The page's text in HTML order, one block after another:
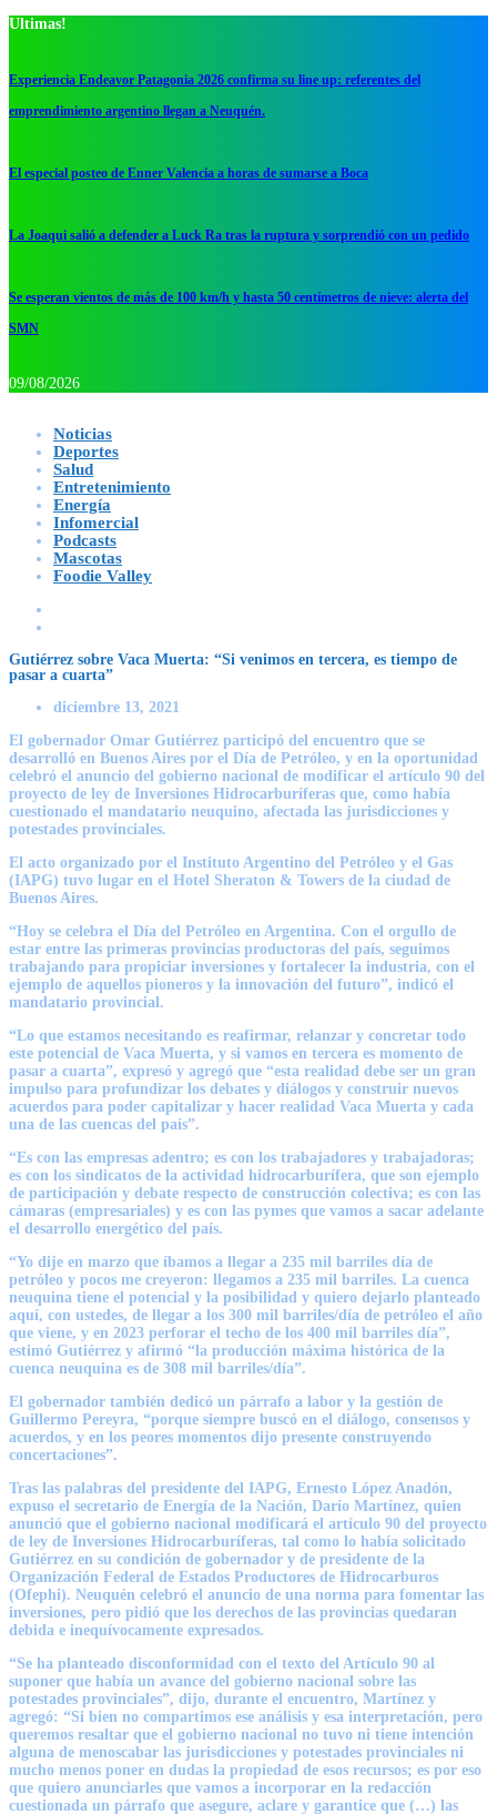
Ultimas!
Experiencia Endeavor Patagonia 2026 confirma su line up: referentes del
emprendimiento argentino llegan a Neuquén.
El especial posteo de Enner Valencia a horas de sumarse a Boca
La Joaqui salió a defender a Luck Ra tras la ruptura y sorprendió con un pedido
Se esperan vientos de más de 100 km/h y hasta 50 centímetros de nieve: alerta del
SMN
09/08/2026
Noticias
Deportes
Salud
Entretenimiento
Energía
Infomercial
Podcasts
Mascotas
Foodie Valley
Gutiérrez sobre Vaca Muerta: “Si venimos en tercera, es tiempo de
pasar a cuarta”
diciembre 13, 2021
El gobernador Omar Gutiérrez participó del encuentro que se
desarrolló en Buenos Aires por el Día de Petróleo, y en la oportunidad
celebró el anuncio del gobierno nacional de modificar el artículo 90 del
proyecto de ley de Inversiones Hidrocarburíferas que, como había
cuestionado el mandatario neuquino, afectada las jurisdicciones y
potestades provinciales.
El acto organizado por el Instituto Argentino del Petróleo y el Gas
(IAPG) tuvo lugar en el Hotel Sheraton & Towers de la ciudad de
Buenos Aires.
“Hoy se celebra el Día del Petróleo en Argentina. Con el orgullo de
estar entre las primeras provincias productoras del país, seguimos
trabajando para propiciar inversiones y fortalecer la industria, con el
ejemplo de aquellos pioneros y la innovación del futuro”, indicó el
mandatario provincial.
“Lo que estamos necesitando es reafirmar, relanzar y concretar todo
este potencial de Vaca Muerta, y si vamos en tercera es momento de
pasar a cuarta”, expresó y agregó que “esta realidad debe ser un gran
impulso para profundizar los debates y diálogos y construir nuevos
acuerdos para poder capitalizar y hacer realidad Vaca Muerta y cada
una de las cuencas del país”.
“Es con las empresas adentro; es con los trabajadores y trabajadoras;
es con los sindicatos de la actividad hidrocarburífera, que son ejemplo
de participación y debate respecto de construcción colectiva; es con las
cámaras (empresariales) y es con las pymes que vamos a sacar adelante
el desarrollo energético del país.
“Yo dije en marzo que íbamos a llegar a 235 mil barriles día de
petróleo y pocos me creyeron: llegamos a 235 mil barriles. La cuenca
neuquina tiene el potencial y la posibilidad y quiero dejarlo planteado
aquí, con ustedes, de llegar a los 300 mil barriles/día de petróleo el año
que viene, y en 2023 perforar el techo de los 400 mil barriles día”,
estimó Gutiérrez y afirmó “la producción máxima histórica de la
cuenca neuquina es de 308 mil barriles/día”.
El gobernador también dedicó un párrafo a labor y la gestión de
Guillermo Pereyra, “porque siempre buscó en el diálogo, consensos y
acuerdos, y en los peores momentos dijo presente construyendo
concertaciones”.
Tras las palabras del presidente del IAPG, Ernesto López Anadón,
expuso el secretario de Energía de la Nación, Darío Martínez, quien
anunció que el gobierno nacional modificará el artículo 90 del proyecto
de ley de Inversiones Hidrocarburíferas, tal como lo había solicitado
Gutiérrez en su condición de gobernador y de presidente de la
Organización Federal de Estados Productores de Hidrocarburos
(Ofephi). Neuquén celebró el anuncio de una norma para fomentar las
inversiones, pero pidió que los derechos de las provincias quedaran
debida e inequívocamente expresados.
“Se ha planteado disconformidad con el texto del Artículo 90 al
suponer que había un avance del gobierno nacional sobre las
potestades provinciales”, dijo, durante el encuentro, Martínez y
agregó: “Si bien no compartimos ese análisis y esa interpretación, pero
queremos resaltar que el gobierno nacional no tuvo ni tiene intención
alguna de menoscabar las jurisdicciones y potestades provinciales ni
mucho menos poner en dudas la propiedad de esos recursos; es por eso
que quiero anunciarles que vamos a incorporar en la redacción
cuestionada un párrafo que asegure, aclare y garantice que (…) las